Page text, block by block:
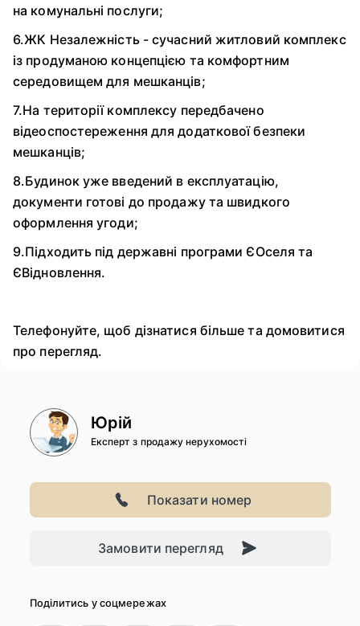
на комунальні послуги;
6.ЖК Незалежність - сучасний житловий комплекс
із продуманою концепцією та комфортним
середовищем для мешканців;
7.На території комплексу передбачено
відеоспостереження для додаткової безпеки
мешканців;
8.Будинок уже введений в експлуатацію,
документи готові до продажу та швидкого
оформлення угоди;
9.Підходить під державні програми ЄОселя та
ЄВідновлення.
Телефонуйте, щоб дізнатися більше та домовитися
про перегляд.
Юрій
Експерт з продажу нерухомості
Показати номер
Замовити перегляд
Поділитись у соцмережах